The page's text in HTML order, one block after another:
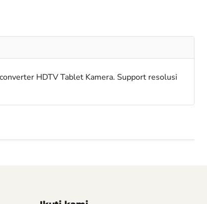
HDTV Tablet Kamera. Support resolusi